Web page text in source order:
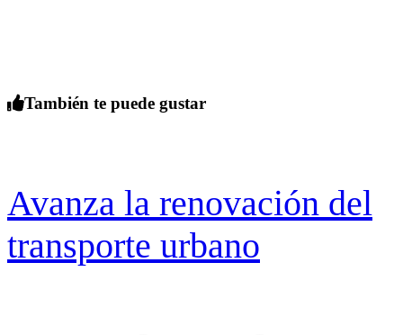
También te puede gustar
Avanza la renovación del
transporte urbano